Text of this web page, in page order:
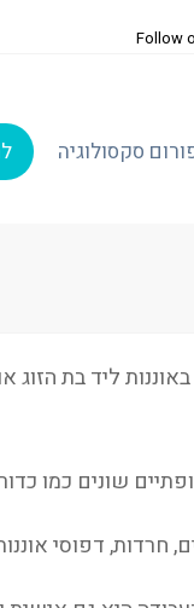
Follow
סקסולוגיה
ליד בת הזוג
שונים כמו
דפוסי